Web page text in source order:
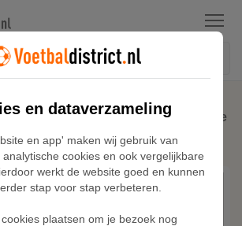
Menu
Hoop Fleece sweatshirt met ronde
Grijs
en dataverzameling
en app' maken wij gebruik van
cookies en ook vergelijkbare
werkt de website goed en kunnen
stap voor stap verbeteren.
plaatsen om je bezoek nog